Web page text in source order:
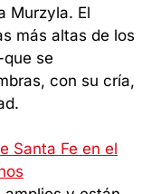
Murzyla. El
más altas de los
se
con su cría,
Santa Fe en el